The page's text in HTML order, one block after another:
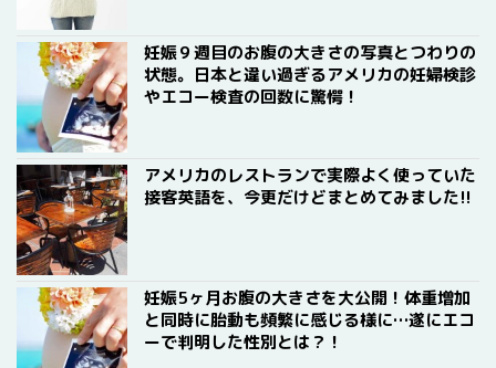
妊娠９週目のお腹の大きさの写真とつわりの
状態。日本と違い過ぎるアメリカの妊婦検診
やエコー検査の回数に驚愕！
アメリカのレストランで実際よく使っていた
接客英語を、今更だけどまとめてみました!!
妊娠5ヶ月お腹の大きさを大公開！体重増加
と同時に胎動も頻繁に感じる様に…遂にエコ
ーで判明した性別とは？！